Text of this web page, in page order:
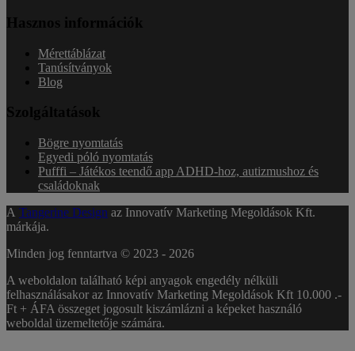
Hasznos információk
Mérettáblázat
Tanúsítványok
Blog
Szolgáltatások
Bögre nyomtatás
Egyedi póló nyomtatás
Pufffi – Játékos teendő app ADHD-hoz, autizmushoz és
családoknak
A Tangerine Design az Innovatív Marketing Megoldások Kft.
márkája.
Minden jog fenntartva © 2023 - 2026
A weboldalon található képi anyagok engedély nélküli
felhasználásakor az Innovatív Marketing Megoldások Kft 10.000 .-
Ft + ÁFA összeget jogosult kiszámlázni a képeket használó
weboldal üzemeltetője számára.